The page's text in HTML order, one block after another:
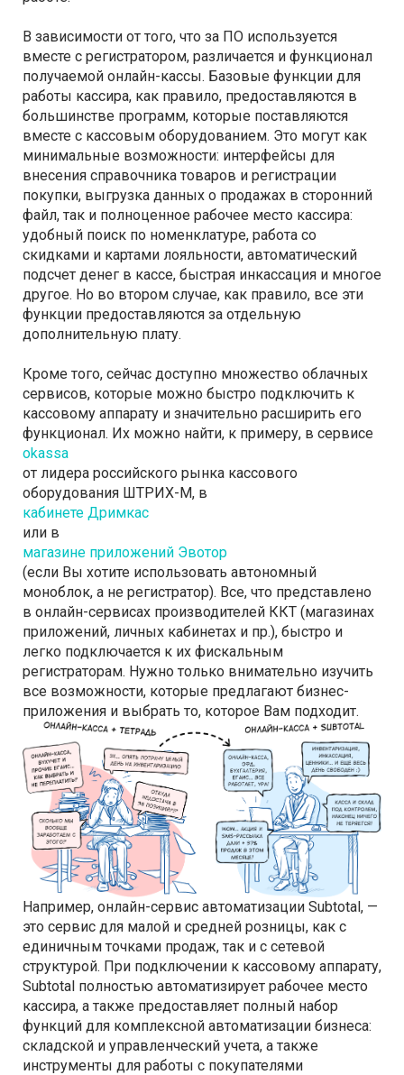
В зависимости от того, что за ПО используется
вместе с регистратором, различается и функционал
получаемой онлайн-кассы. Базовые функции для
работы кассира, как правило, предоставляются в
большинстве программ, которые поставляются
вместе с кассовым оборудованием. Это могут как
минимальные возможности: интерфейсы для
внесения справочника товаров и регистрации
покупки, выгрузка данных о продажах в сторонний
файл, так и полноценное рабочее место кассира:
удобный поиск по номенклатуре, работа со
скидками и картами лояльности, автоматический
подсчет денег в кассе, быстрая инкассация и многое
другое. Но во втором случае, как правило, все эти
функции предоставляются за отдельную
дополнительную плату.
Кроме того, сейчас доступно множество облачных
сервисов, которые можно быстро подключить к
кассовому аппарату и значительно расширить его
функционал. Их можно найти, к примеру, в сервисе
okassa
от лидера российского рынка кассового
оборудования ШТРИХ-М, в
кабинете Дримкас
или в
магазине приложений Эвотор
(если Вы хотите использовать автономный
моноблок, а не регистратор). Все, что представлено
в онлайн-сервисах производителей ККТ (магазинах
приложений, личных кабинетах и пр.), быстро и
легко подключается к их фискальным
регистраторам. Нужно только внимательно изучить
все возможности, которые предлагают бизнес-
приложения и выбрать то, которое Вам подходит.
Например, онлайн-сервис автоматизации Subtotal, —
это сервис для малой и средней розницы, как с
единичным точками продаж, так и с сетевой
структурой. При подключении к кассовому аппарату,
Subtotal полностью автоматизирует рабочее место
кассира, а также предоставляет полный набор
функций для комплексной автоматизации бизнеса:
складской и управленческий учета, а также
инструменты для работы с покупателями